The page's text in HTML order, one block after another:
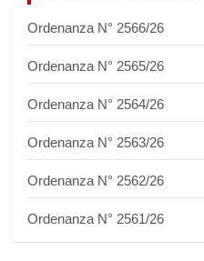
Ordenanza N° 2566/26
Ordenanza N° 2565/26
Ordenanza N° 2564/26
Ordenanza N° 2563/26
Ordenanza N° 2562/26
Ordenanza N° 2561/26